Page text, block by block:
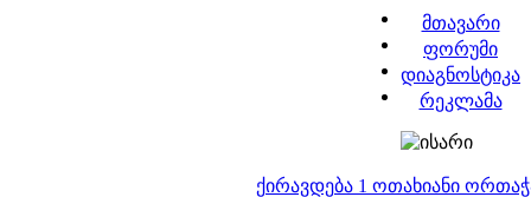
მთავარი
ფორუმი
დიაგნოსტიკა
რეკლამა
ქირავდება 1 ოთახიანი